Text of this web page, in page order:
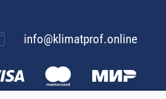
info@klimatprof.online